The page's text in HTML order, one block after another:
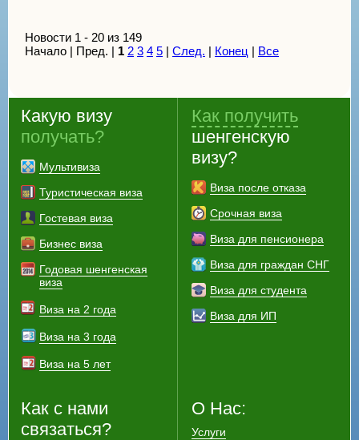
Новости 1 - 20 из 149
Начало | Пред. | 1 2 3 4 5 | След. | Конец | Все
Какую визу
получать?
Мультивиза
Туристическая виза
Гостевая виза
Бизнес виза
Годовая шенгенская
виза
Виза на 2 года
Виза на 3 года
Виза на 5 лет
Как получить
шенгенскую
визу?
Виза после отказа
Срочная виза
Виза для пенсионера
Виза для граждан СНГ
Виза для студента
Виза для ИП
Как с нами
связаться?
О Нас:
Услуги